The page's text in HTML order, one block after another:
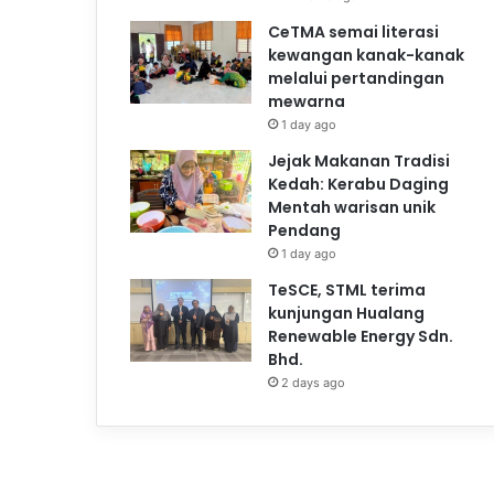
CeTMA semai literasi
kewangan kanak-kanak
melalui pertandingan
mewarna
1 day ago
Jejak Makanan Tradisi
Kedah: Kerabu Daging
Mentah warisan unik
Pendang
1 day ago
TeSCE, STML terima
kunjungan Hualang
Renewable Energy Sdn.
Bhd.
2 days ago